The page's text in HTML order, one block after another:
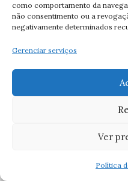
como comportamento da
não consentimento ou a
negativamente determinados
Gerenciar serviços
Ver
Política
Uncategorized(10)
Valentine's Day(1)
Viagens Católicas
Vida Financeira(1)
Virgem Santíssima(1)
Visitação de Nossa